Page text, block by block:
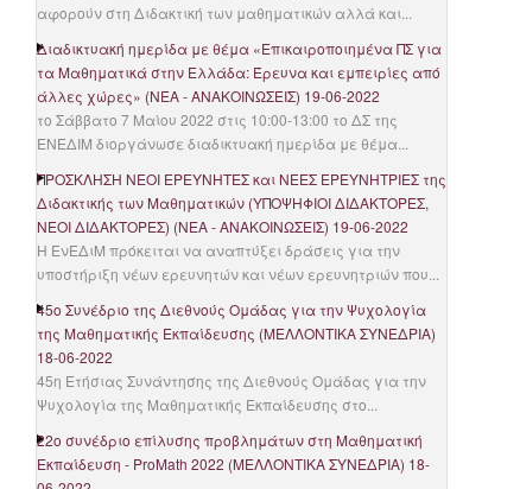
αφορούν στη Διδακτική των μαθηματικών αλλά και...
Διαδικτυακή ημερίδα με θέμα «Επικαιροποιημένα ΠΣ για
τα Μαθηματικά στην Ελλάδα: Έρευνα και εμπειρίες από
άλλες χώρες» (ΝΈΑ - ΑΝΑΚΟΙΝΏΣΕΙΣ) 19-06-2022
το Σάββατο 7 Μαίου 2022 στις 10:00-13:00 το ΔΣ της
ΕΝΕΔΙΜ διοργάνωσε διαδικτυακή ημερίδα με θέμα...
ΠΡΟΣΚΛΗΣΗ ΝΕΟΙ ΕΡΕΥΝΗΤΕΣ και ΝΕΕΣ ΕΡΕΥΝΗΤΡΙΕΣ της
Διδακτικής των Μαθηματικών (ΥΠΟΨΗΦΙΟΙ ΔΙΔΑΚΤΟΡΕΣ,
ΝΕΟΙ ΔΙΔΑΚΤΟΡΕΣ) (ΝΈΑ - ΑΝΑΚΟΙΝΏΣΕΙΣ) 19-06-2022
Η ΕνΕΔιΜ πρόκειται να αναπτύξει δράσεις για την
υποστήριξη νέων ερευνητών και νέων ερευνητριών που...
45ο Συνέδριο της Διεθνούς Ομάδας για την Ψυχολογία
της Μαθηματικής Εκπαίδευσης (ΜΕΛΛΟΝΤΙΚΆ ΣΥΝΈΔΡΙΑ)
18-06-2022
45η Ετήσιας Συνάντησης της Διεθνούς Ομάδας για την
Ψυχολογία της Μαθηματικής Εκπαίδευσης στο...
22ο συνέδριο επίλυσης προβλημάτων στη Μαθηματική
Εκπαίδευση - ProMath 2022 (ΜΕΛΛΟΝΤΙΚΆ ΣΥΝΈΔΡΙΑ) 18-